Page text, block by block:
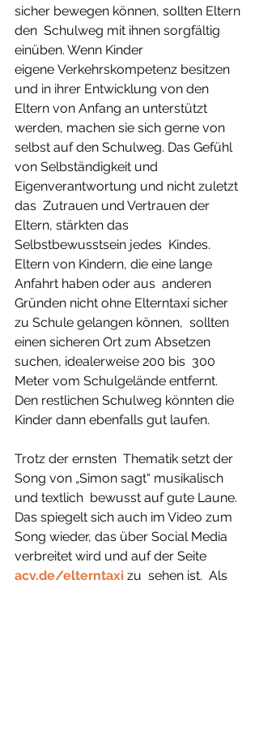
sicher bewegen können, sollten Eltern
den  Schulweg mit ihnen sorgfältig
einüben. Wenn Kinder
eigene Verkehrskompetenz besitzen
und in ihrer Entwicklung von den
Eltern von Anfang an unterstützt
werden, machen sie sich gerne von
selbst auf den Schulweg. Das Gefühl
von Selbständigkeit und
Eigenverantwortung und nicht zuletzt
das  Zutrauen und Vertrauen der
Eltern, stärkten das
Selbstbewusstsein jedes  Kindes.
Eltern von Kindern, die eine lange
Anfahrt haben oder aus  anderen
Gründen nicht ohne Elterntaxi sicher
zu Schule gelangen können,  sollten
einen sicheren Ort zum Absetzen
suchen, idealerweise 200 bis  300
Meter vom Schulgelände entfernt.
Den restlichen Schulweg könnten die
Kinder dann ebenfalls gut laufen.
Trotz der ernsten  Thematik setzt der
Song von „Simon sagt“ musikalisch
und textlich  bewusst auf gute Laune.
Das spiegelt sich auch im Video zum
Song wieder, das über Social Media
verbreitet wird und auf der Seite
acv.de/elterntaxi zu  sehen ist.  Als